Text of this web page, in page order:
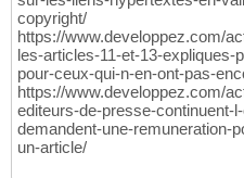
copyright/
https://www.developpez.com/
les-articles-11-et-13-expliques-
pour-ceux-qui-n-en-ont-pas-
https://www.developpez.com/
editeurs-de-presse-continuent-
demandent-une-remuneration-
un-article/